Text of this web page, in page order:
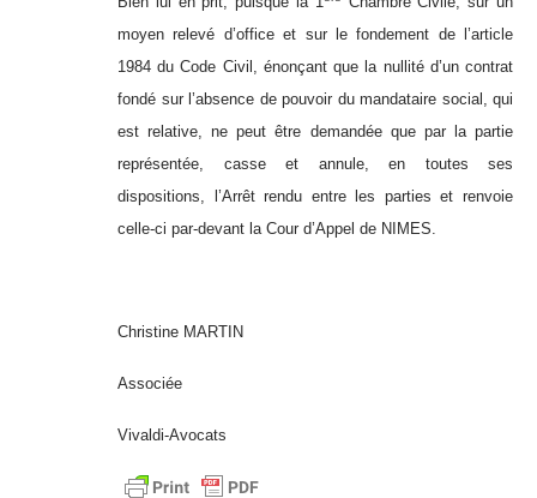
moyen relevé d’office et sur le fondement de l’article
1984 du Code Civil, énonçant que la nullité d’un contrat
fondé sur l’absence de pouvoir du mandataire social, qui
est relative, ne peut être demandée que par la partie
représentée, casse et annule, en toutes ses
dispositions, l’Arrêt rendu entre les parties et renvoie
celle-ci par-devant la Cour d’Appel de NIMES.
Christine MARTIN
Associée
Vivaldi-Avocats